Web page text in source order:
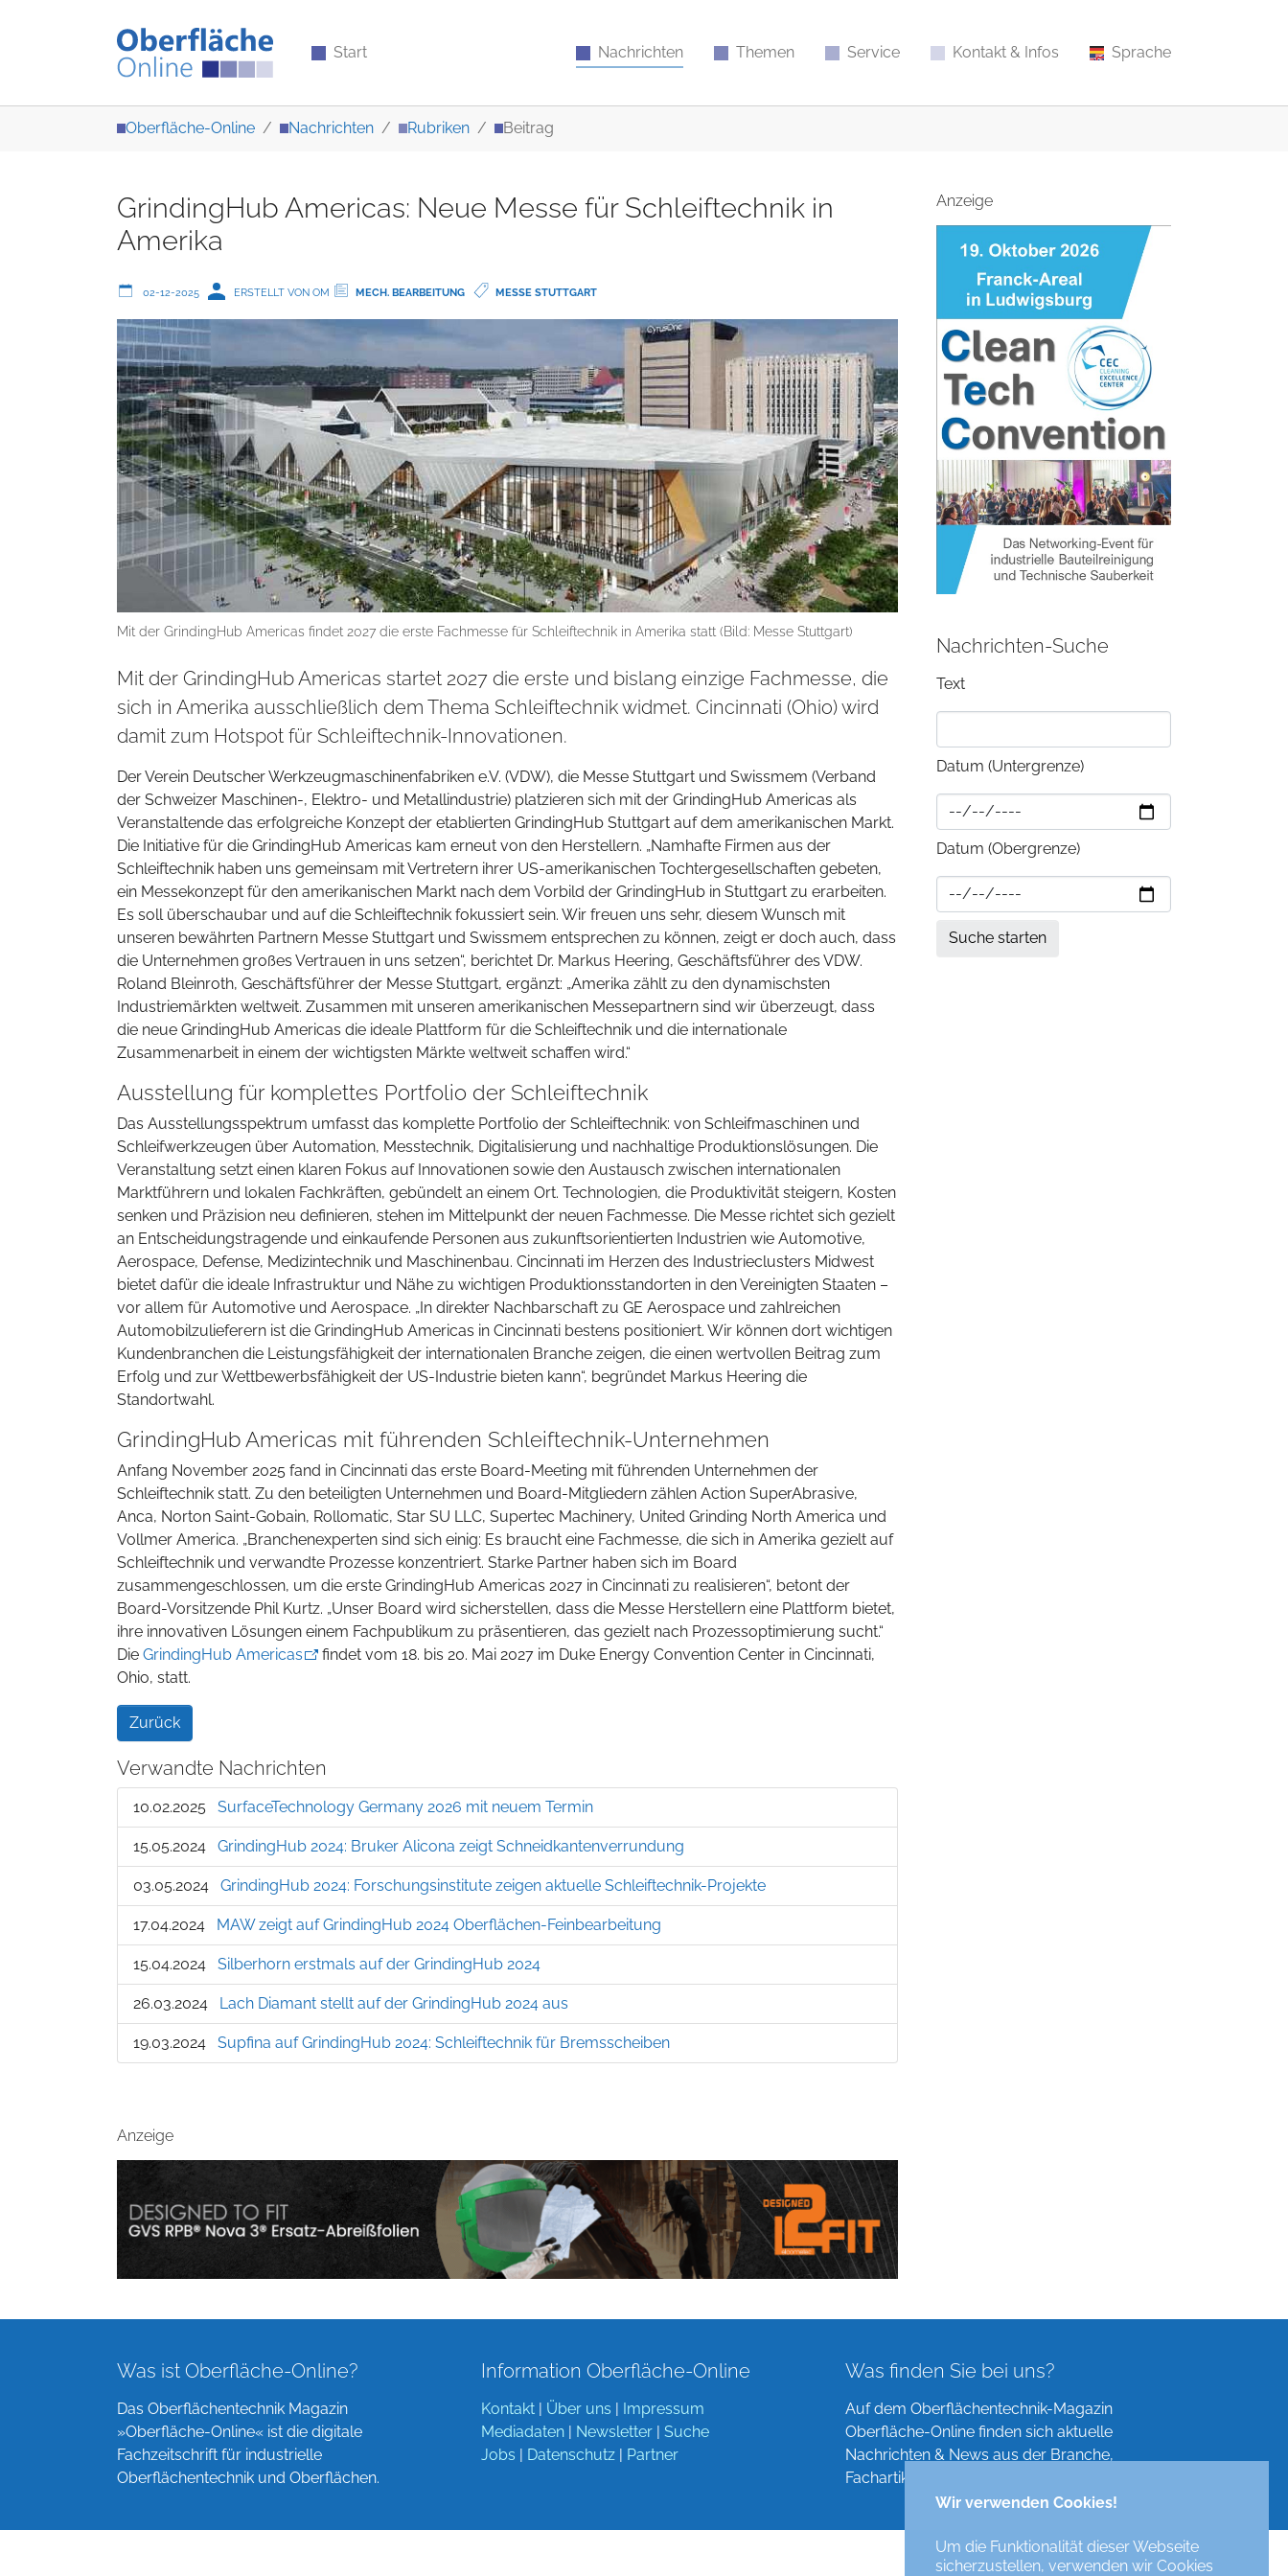
Wir verwenden Cookies!
Um die Funktionalität dieser Webseite
sicherzustellen, verwenden wir Cookies
Start Nachrichten Themen Service Kontakt & Infos Sprache
Oberfläche-Online Nachrichten Rubriken Beitrag
GrindingHub Americas: Neue Messe für Schleiftechnik in
Amerika
02-12-2025 ERSTELLT VON OM MECH. BEARBEITUNG MESSE STUTTGART
Mit der GrindingHub Americas findet 2027 die erste Fachmesse für Schleiftechnik in Amerika statt (Bild: Messe Stuttgart)
Mit der GrindingHub Americas startet 2027 die erste und bislang einzige Fachmesse, die
sich in Amerika ausschließlich dem Thema Schleiftechnik widmet. Cincinnati (Ohio) wird
damit zum Hotspot für Schleiftechnik-Innovationen.
Der Verein Deutscher Werkzeugmaschinenfabriken e.V. (VDW), die Messe Stuttgart und Swissmem (Verband
der Schweizer Maschinen-, Elektro- und Metallindustrie) platzieren sich mit der GrindingHub Americas als
Veranstaltende das erfolgreiche Konzept der etablierten GrindingHub Stuttgart auf dem amerikanischen Markt.
Die Initiative für die GrindingHub Americas kam erneut von den Herstellern. „Namhafte Firmen aus der
Schleiftechnik haben uns gemeinsam mit Vertretern ihrer US-amerikanischen Tochtergesellschaften gebeten,
ein Messekonzept für den amerikanischen Markt nach dem Vorbild der GrindingHub in Stuttgart zu erarbeiten.
Es soll überschaubar und auf die Schleiftechnik fokussiert sein. Wir freuen uns sehr, diesem Wunsch mit
unseren bewährten Partnern Messe Stuttgart und Swissmem entsprechen zu können, zeigt er doch auch, dass
die Unternehmen großes Vertrauen in uns setzen“, berichtet Dr. Markus Heering, Geschäftsführer des VDW.
Roland Bleinroth, Geschäftsführer der Messe Stuttgart, ergänzt: „Amerika zählt zu den dynamischsten
Industriemärkten weltweit. Zusammen mit unseren amerikanischen Messepartnern sind wir überzeugt, dass
die neue GrindingHub Americas die ideale Plattform für die Schleiftechnik und die internationale
Zusammenarbeit in einem der wichtigsten Märkte weltweit schaffen wird.“
Ausstellung für komplettes Portfolio der Schleiftechnik
Das Ausstellungsspektrum umfasst das komplette Portfolio der Schleiftechnik: von Schleifmaschinen und
Schleifwerkzeugen über Automation, Messtechnik, Digitalisierung und nachhaltige Produktionslösungen. Die
Veranstaltung setzt einen klaren Fokus auf Innovationen sowie den Austausch zwischen internationalen
Marktführern und lokalen Fachkräften, gebündelt an einem Ort. Technologien, die Produktivität steigern, Kosten
senken und Präzision neu definieren, stehen im Mittelpunkt der neuen Fachmesse. Die Messe richtet sich gezielt
an Entscheidungstragende und einkaufende Personen aus zukunftsorientierten Industrien wie Automotive,
Aerospace, Defense, Medizintechnik und Maschinenbau. Cincinnati im Herzen des Industrieclusters Midwest
bietet dafür die ideale Infrastruktur und Nähe zu wichtigen Produktionsstandorten in den Vereinigten Staaten –
vor allem für Automotive und Aerospace. „In direkter Nachbarschaft zu GE Aerospace und zahlreichen
Automobilzulieferern ist die GrindingHub Americas in Cincinnati bestens positioniert. Wir können dort wichtigen
Kundenbranchen die Leistungsfähigkeit der internationalen Branche zeigen, die einen wertvollen Beitrag zum
Erfolg und zur Wettbewerbsfähigkeit der US-Industrie bieten kann“, begründet Markus Heering die
Standortwahl.
GrindingHub Americas mit führenden Schleiftechnik-Unternehmen
Anfang November 2025 fand in Cincinnati das erste Board-Meeting mit führenden Unternehmen der
Schleiftechnik statt. Zu den beteiligten Unternehmen und Board-Mitgliedern zählen Action SuperAbrasive,
Anca, Norton Saint-Gobain, Rollomatic, Star SU LLC, Supertec Machinery, United Grinding North America und
Vollmer America. „Branchenexperten sind sich einig: Es braucht eine Fachmesse, die sich in Amerika gezielt auf
Schleiftechnik und verwandte Prozesse konzentriert. Starke Partner haben sich im Board
zusammengeschlossen, um die erste GrindingHub Americas 2027 in Cincinnati zu realisieren“, betont der
Board-Vorsitzende Phil Kurtz. „Unser Board wird sicherstellen, dass die Messe Herstellern eine Plattform bietet,
ihre innovativen Lösungen einem Fachpublikum zu präsentieren, das gezielt nach Prozessoptimierung sucht.“
Die GrindingHub Americas
findet vom 18. bis 20. Mai 2027 im Duke Energy Convention Center in Cincinnati,
Ohio, statt.
Zurück
Verwandte Nachrichten
10.02.2025 SurfaceTechnology Germany 2026 mit neuem Termin
15.05.2024 GrindingHub 2024: Bruker Alicona zeigt Schneidkantenverrundung
03.05.2024 GrindingHub 2024: Forschungsinstitute zeigen aktuelle Schleiftechnik-Projekte
17.04.2024 MAW zeigt auf GrindingHub 2024 Oberflächen-Feinbearbeitung
15.04.2024 Silberhorn erstmals auf der GrindingHub 2024
26.03.2024 Lach Diamant stellt auf der GrindingHub 2024 aus
19.03.2024 Supfina auf GrindingHub 2024: Schleiftechnik für Bremsscheiben
Anzeige
Anzeige
Nachrichten-Suche
Text
Datum (Untergrenze)
Datum (Obergrenze)
Was ist Oberfläche-Online?
Das Oberflächentechnik Magazin
»Oberfläche-Online« ist die digitale
Fachzeitschrift für industrielle
Oberflächentechnik und Oberflächen.
Information Oberfläche-Online
Kontakt Über uns
Impressum
Mediadaten
Newsletter
Suche
Jobs
Datenschutz Partner
Was finden Sie bei uns?
Auf dem Oberflächentechnik-Magazin
Oberfläche-Online finden sich aktuelle
Nachrichten & News aus der Branche,
Fachartikel, Verzeichnisse und mehr!